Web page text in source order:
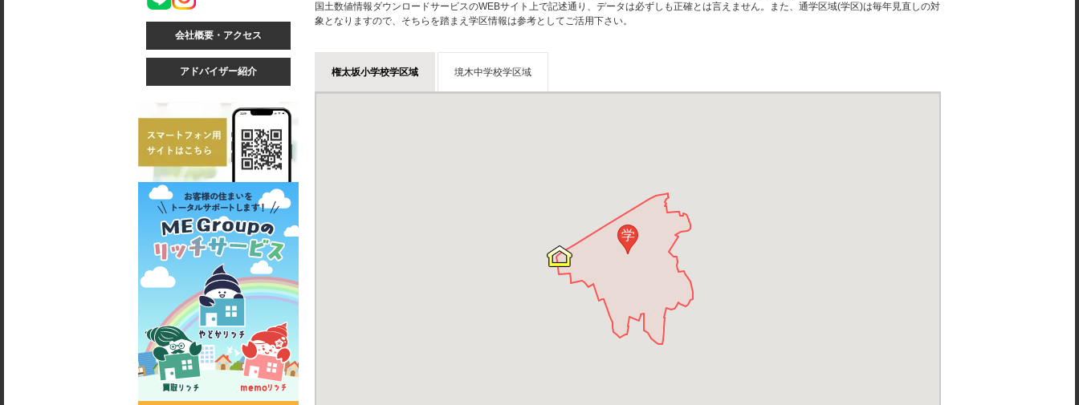
国土数値情報ダウンロードサービスのWEBサイト上で記述通り、データは必ずしも正確とは言えません。また、通学区域(学区)は毎年見直しの対
象となりますので、そちらを踏まえ学区情報は参考としてご活用下さい。
権太坂小学校学区域 境木中学校学区域
学
会社概要・アクセス
アドバイザー紹介